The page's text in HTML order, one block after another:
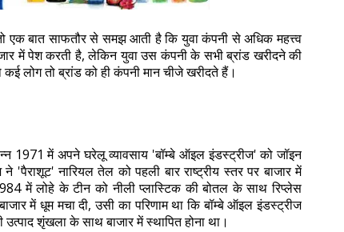
एक बात साफतौर से समझ आती है कि युवा कंपनी से अधिक महत्त्व
में पेश करती है, लेकिन युवा उस कंपनी के सभी ब्रांड खरीदने की
लोग तो ब्रांड को ही कंपनी मान चीजे खरीदते हैं।
1971 में अपने घरेलू व्यावसाय 'बॉम्बे ऑइल इंडस्ट्रीज' को जॉइन
नारियल तेल को पहली बार राष्ट्रीय स्तर पर बाजार में
में लोहे के टीन को नीली प्लास्टिक की बोतल के साथ रिप्लेस
में धूम मचा दी, उसी का परिणाम था कि बॉम्बे ऑइल इंडस्ट्रीज
शृंखला के साथ बाजार में स्थापित होना था।